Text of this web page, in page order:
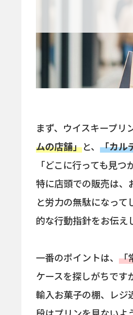
まず、ウイスキープリ
ムの店舗」と、 「カル
「どこに行っても見
特に店頭での販売は、
と労力の無駄になっ
的な行動指針をお伝え
一番のポイントは、 「
ケースを探しがちです
輸入お菓子の棚、レジ